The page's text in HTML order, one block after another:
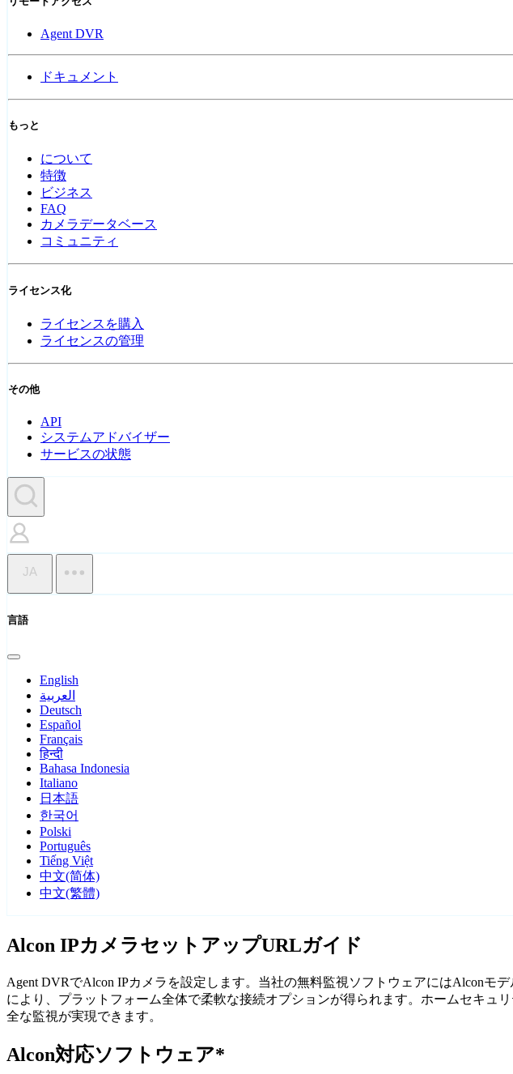
Agent DVR
ドキュメント
もっと
について
特徴
ビジネス
FAQ
カメラデータベース
コミュニティ
ライセンス化
ライセンスを購入
ライセンスの管理
その他
API
システムアドバイザー
サービスの状態
JA
言語
English
العربية
Deutsch
Español
Français
हिन्दी
Bahasa Indonesia
Italiano
日本語
한국어
Polski
Português
Tiếng Việt
中文(简体)
中文(繁體)
Alcon IPカメラセットアップURLガイド
Agent DVRでAlcon IPカメラを設定します。当社の無料監視ソフトウェアにはAlconモ
により、プラットフォーム全体で柔軟な接続オプションが得られます。ホームセキュ
全な監視が実現できます。
Alcon対応ソフトウェア*